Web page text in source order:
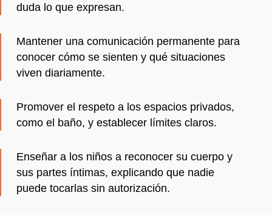
duda lo que expresan.
Mantener una comunicación permanente para
conocer cómo se sienten y qué situaciones
viven diariamente.
Promover el respeto a los espacios privados,
como el baño, y establecer límites claros.
Enseñar a los niños a reconocer su cuerpo y
sus partes íntimas, explicando que nadie
puede tocarlas sin autorización.